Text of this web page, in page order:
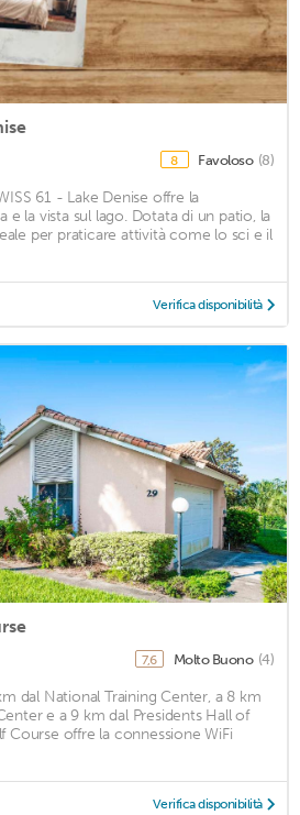
8 Favoloso (8)
61 - Lake Denise offre la
e la vista sul lago. Dotata di un patio, la
per praticare attività come lo sci e il
Verifica disponibilità
7,6 Molto Buono (4)
dal National Training Center, a 8 km
e a 9 km dal Presidents Hall of
Course offre la connessione WiFi
Verifica disponibilità